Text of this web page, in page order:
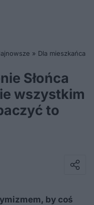
» Dla mieszkańca
Słońca
wszystkim
to
by coś